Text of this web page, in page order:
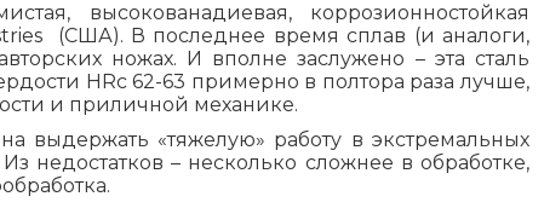
высокованадиевая, коррозионностойкая
(США). В последнее время сплав (и аналоги,
ножах. И вполне заслужено – эта сталь
HRc 62-63 примерно в полтора раза лучше,
и приличной механике.
выдержать «тяжелую» работу в экстремальных
недостатков – несколько сложнее в обработке,